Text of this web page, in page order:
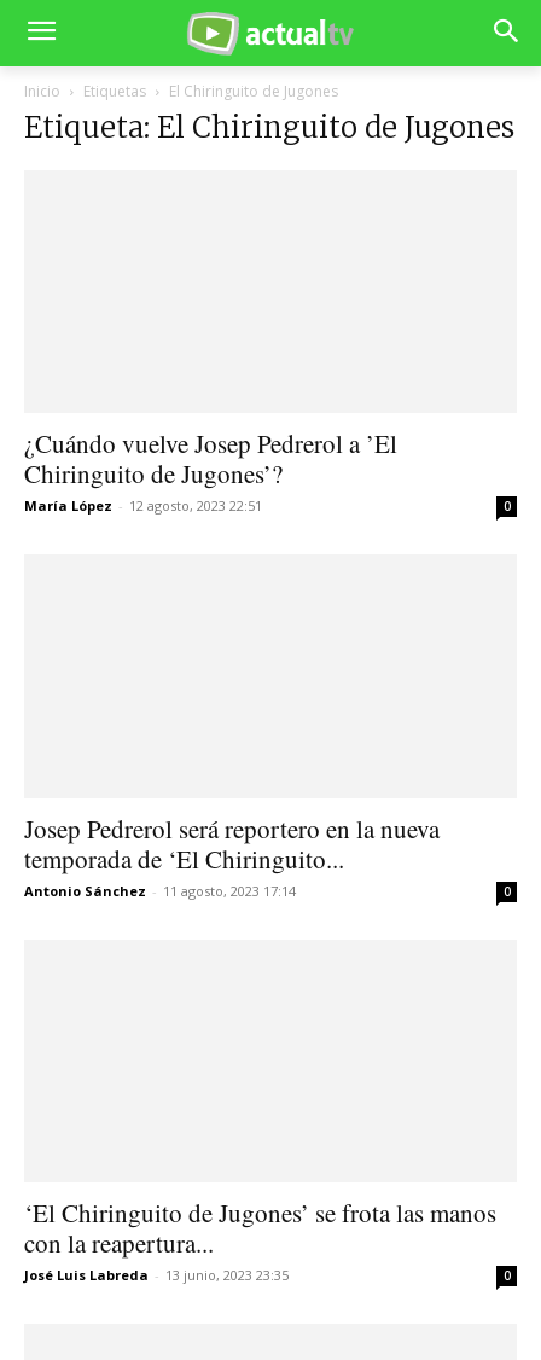
Inicio Etiquetas El Chiringuito de Jugones
Etiqueta: El Chiringuito de Jugones
¿Cuándo vuelve Josep Pedrerol a ’El
Chiringuito de Jugones’?
María López - 12 agosto, 2023 22:51 0
Josep Pedrerol será reportero en la nueva
temporada de ‘El Chiringuito...
Antonio Sánchez - 11 agosto, 2023 17:14 0
‘El Chiringuito de Jugones’ se frota las manos
con la reapertura...
José Luis Labreda - 13 junio, 2023 23:35 0